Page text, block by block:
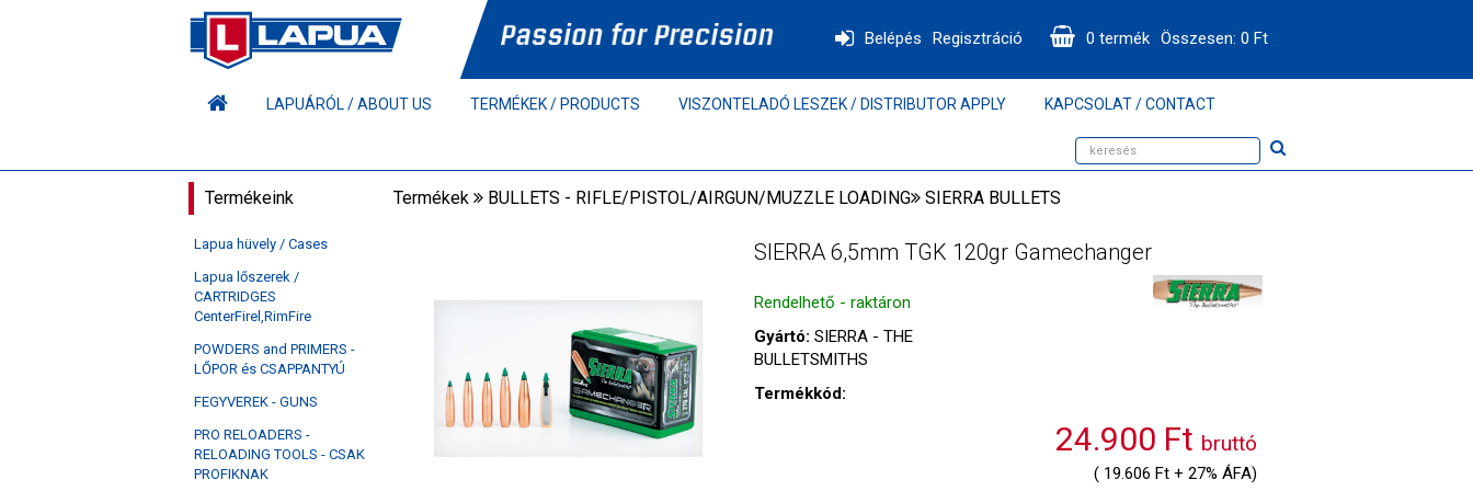
Összesen: 0 Ft
0 termék
Belépés Regisztráció
LAPUÁRÓL / ABOUT US TERMÉKEK / PRODUCTS VISZONTELADÓ LESZEK / DISTRIBUTOR APPLY KAPCSOLAT / CONTACT
Termékeink
Lapua hüvely / Cases
Lapua lőszerek /
CARTRIDGES
CenterFirel,RimFire
POWDERS and PRIMERS -
LŐPOR és CSAPPANTYÚ
FEGYVEREK - GUNS
PRO RELOADERS -
RELOADING TOOLS - CSAK
PROFIKNAK
Termékek BULLETS - RIFLE/PISTOL/AIRGUN/MUZZLE LOADING SIERRA BULLETS
SIERRA 6,5mm TGK 120gr Gamechanger
Rendelhető - raktáron
Gyártó: SIERRA - THE
BULLETSMITHS
Termékkód:
24.900 Ft bruttó
( 19.606 Ft + 27% ÁFA)